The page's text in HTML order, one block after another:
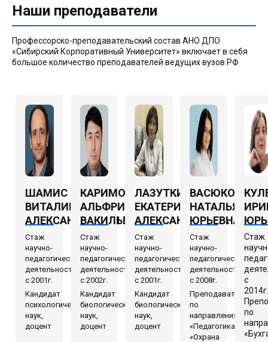
Наши преподаватели
Профессорско-преподавательский состав АНО ДПО
«Сибирский Корпоративный Университет» включает в себя
большое количество преподавателей ведущих вузов РФ
ШАМИС
ВИТАЛИЙ
АЛЕКСАНДРОВИЧ
Стаж
научно-
педагогической
деятельности
с 2001г.
Кандидат
психологических
наук,
доцент
КАРИМОВ
АЛЬФРИД
ВАКИЛЬЕВИЧ
Стаж
научно-
педагогической
деятельности
с 2002г.
Кандидат
биологических
наук,
доцент
ЛАЗУТКИНА
ЕКАТЕРИНА
АЛЕКСАНДРОВНА
Стаж
научно-
педагогической
деятельности
с 2001г.
Кандидат
биологических
наук,
доцент
ВАСЮКОВА
НАТАЛЬЯ
ЮРЬЕВНА
Стаж
научно-
педагогической
деятельности
с 2008г.
Преподаватель
по
направлениям
«Педагогика»,
«Охрана
Стаж
с
по